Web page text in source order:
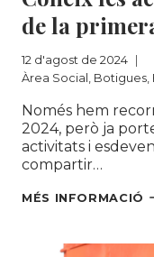
de la
12 d'agost de 2024
Àrea Social
Botigues
Només hem
2024, però ja
activitats i
compartir…
MÉS INFORMACIÓ